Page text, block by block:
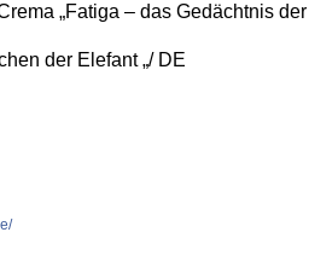
„Fatiga – das Gedächtnis
der Elefant „/ DE